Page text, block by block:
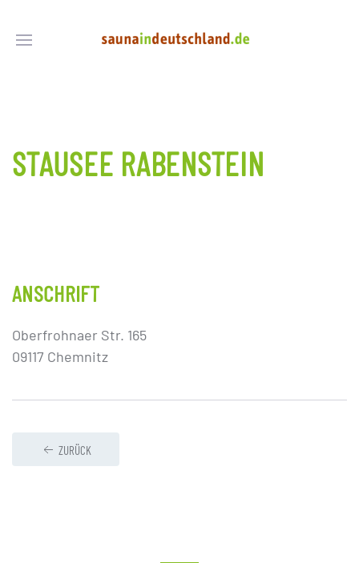
STAUSEE RABENSTEIN
ANSCHRIFT
Oberfrohnaer Str. 165
09117 Chemnitz
ZURÜCK